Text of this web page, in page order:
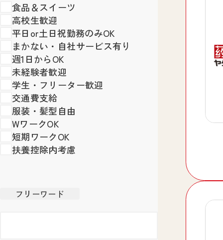
食品＆スイーツ
高校生歓迎
平日or土日祝勤務のみOK
まかない・自社サービス有り
週1日からOK
未経験者歓迎
学生・フリーター歓迎
交通費支給
服装・髪型自由
WワークOK
短期ワークOK
扶養控除内考慮
フリーワード